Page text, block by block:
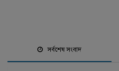
সর্বশেষ সংবাদ